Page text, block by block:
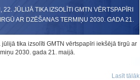
22. JŪLIJĀ TIKA IZSOLĪTI GMTN VĒRTSPAPĪRI
AR DZĒŠANAS TERMIŅU 2030. GADA 21.
jūlijā tika izsolīti GMTN vērtspapīri iekšējā tirgū ar
2030. gada 21. maijā.
Lasīt tālāk